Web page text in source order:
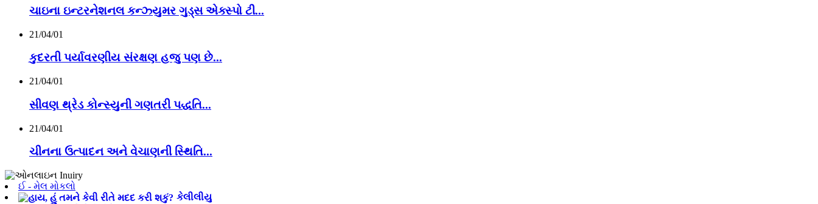
ચાઇના ઇન્ટરનેશનલ કન્ઝ્યુમર ગુડ્સ એક્સ્પો ટી...
21/04/01
કુદરતી પર્યાવરણીય સંરક્ષણ હજુ પણ છે...
21/04/01
સીવણ થ્રેડ કોન્સ્યુની ગણતરી પદ્ધતિ...
21/04/01
ચીનના ઉત્પાદન અને વેચાણની સ્થિતિ...
ઈ - મેલ મોકલો
કેલીલીયુ